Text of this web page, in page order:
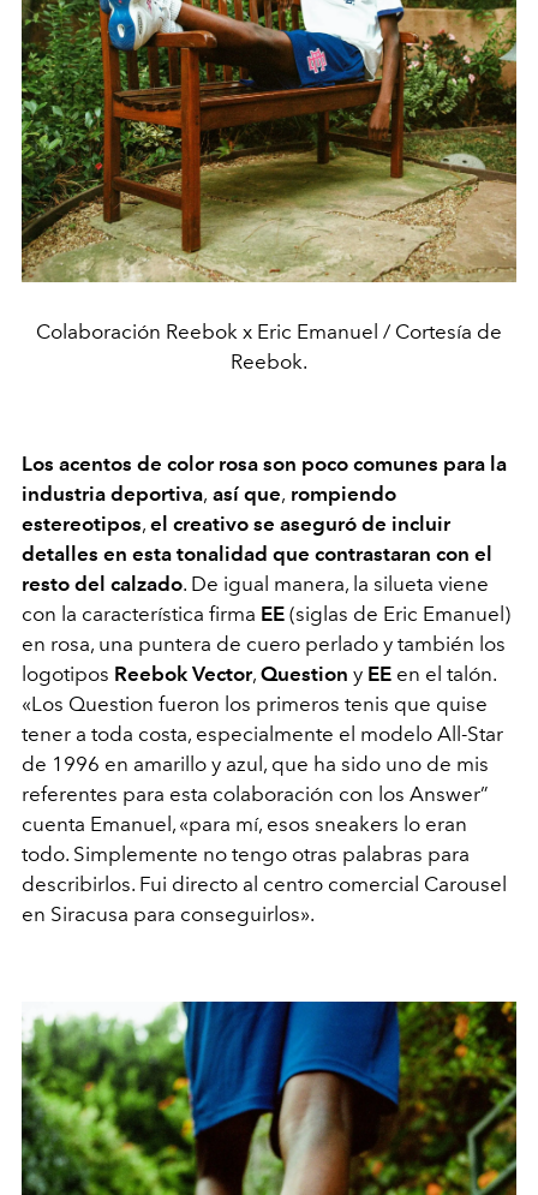
Colaboración Reebok x Eric Emanuel / Cortesía de
Reebok.
Los acentos de color rosa son poco comunes para la
industria deportiva, así que, rompiendo
estereotipos, el creativo se aseguró de incluir
detalles en esta tonalidad que contrastaran con el
resto del calzado. De igual manera, la silueta viene
con la característica firma EE (siglas de Eric Emanuel)
en rosa, una puntera de cuero perlado y también los
logotipos Reebok Vector, Question y EE en el talón.
«Los Question fueron los primeros tenis que quise
tener a toda costa, especialmente el modelo All-Star
de 1996 en amarillo y azul, que ha sido uno de mis
referentes para esta colaboración con los Answer”
cuenta Emanuel, «para mí, esos sneakers lo eran
todo. Simplemente no tengo otras palabras para
describirlos. Fui directo al centro comercial Carousel
en Siracusa para conseguirlos».